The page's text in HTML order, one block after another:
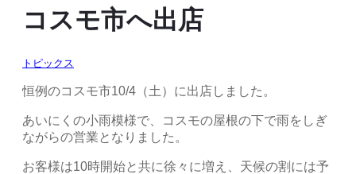
コスモ市へ出店
トピックス
恒例のコスモ市10/4（土）に出店しました。
あいにくの小雨模様で、コスモの屋根の下で雨をしぎ
ながらの営業となりました。
お客様は10時開始と共に徐々に増え、天候の割には予